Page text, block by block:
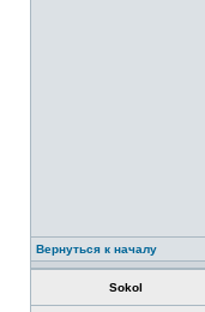
Вернуться к началу
Sokol